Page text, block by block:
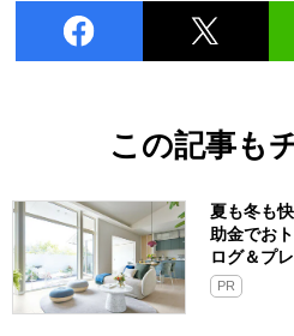
この記事も
夏も冬も
助金でお
ログ＆プ
PR